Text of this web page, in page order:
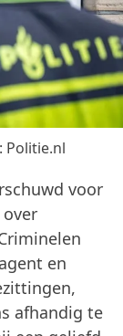
Politie.nl
voor
en
afhandig te